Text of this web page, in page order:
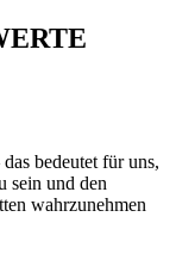
bedeutet für uns,
sein und den
wahrzunehmen